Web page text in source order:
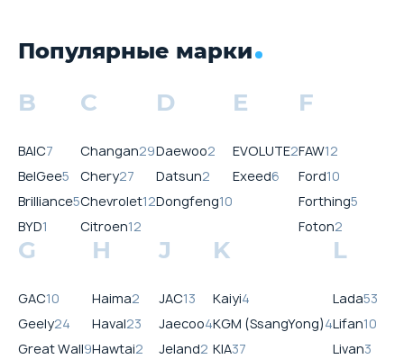
Популярные марки
B
BAIC7
BelGee5
Brilliance5
BYD1
C
Changan29
Chery27
Chevrolet12
Citroen12
D
Daewoo2
Datsun2
Dongfeng10
E
EVOLUTE2
Exeed6
F
FAW12
Ford10
Forthing5
Foton2
G
GAC10
Geely24
Great Wall9
H
Haima2
Haval23
Hawtai2
J
JAC13
Jaecoo4
Jeland2
K
Kaiyi4
KGM (SsangYong)4
KIA37
L
Lada53
Lifan10
Livan3